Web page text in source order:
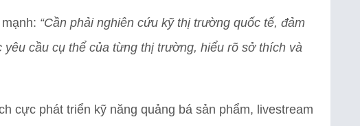
“Cần phải nghiên cứu kỹ thị trường quốc tế, đảm
cầu cụ thể của từng thị trường, hiểu rõ sở thích và
cực phát triển kỹ năng quảng bá sản phẩm, livestream